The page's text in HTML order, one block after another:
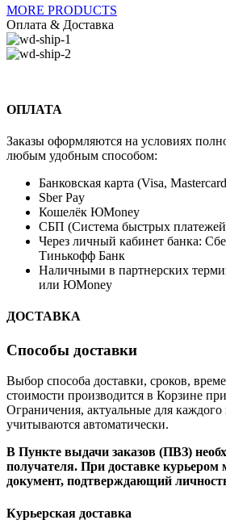
MORE PRODUCTS
Оплата & Доставка
ОПЛАТА
Заказы оформляются на условиях
любым удобным способом:
Банковская карта (Visa,
Sber Pay
Кошелёк ЮMoney
СБП (Система быстрых
Через личный кабинет банка:
Тинькофф Банк
Наличными в партнерских
или ЮMoney
ДОСТАВКА
Способы доставки
Выбор способа доставки, сроков,
стоимости производится в Корзине
Ограничения, актуальные для каждого
учитываются автоматически.
В Пункте выдачи заказов (ПВЗ)
получателя. При доставке курьером
документ, подтверждающий
Курьерская доставка